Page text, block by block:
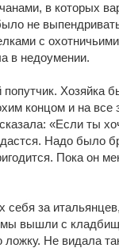
в которых
не
с
в недоумении.
Хозяйка
концом и на
«Если ты
Надо было
Пока он
за
вышли с
Не видала